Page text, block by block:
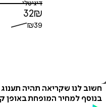
דיגיטלי
32₪
₪39
חשוב לנו שקריאה תהיה
בנוסף למחיר המופחת באופן